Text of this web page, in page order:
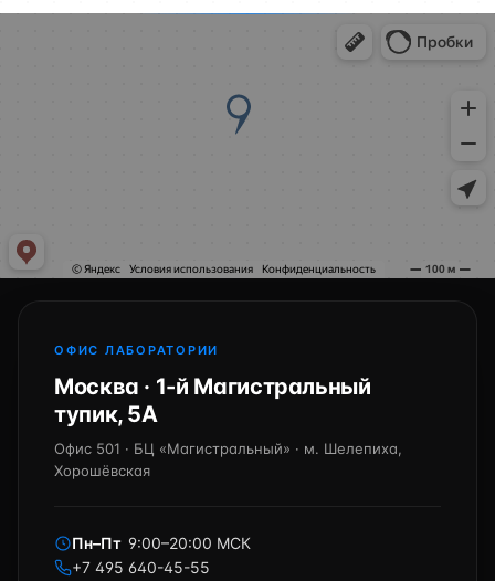
ОФИС ЛАБОРАТОРИИ
Москва · 1-й Магистральный
тупик, 5А
Офис 501 · БЦ «Магистральный» · м. Шелепиха,
Хорошёвская
Пн–Пт 9:00–20:00 МСК
+7 495 640-45-55